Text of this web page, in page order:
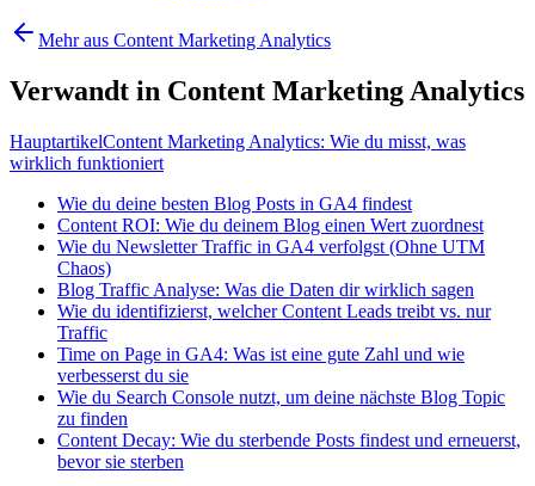
Mehr aus Content Marketing Analytics
Verwandt in Content Marketing Analytics
HauptartikelContent Marketing Analytics: Wie du misst, was
wirklich funktioniert
Wie du deine besten Blog Posts in GA4 findest
Content ROI: Wie du deinem Blog einen Wert zuordnest
Wie du Newsletter Traffic in GA4 verfolgst (Ohne UTM
Chaos)
Blog Traffic Analyse: Was die Daten dir wirklich sagen
Wie du identifizierst, welcher Content Leads treibt vs. nur
Traffic
Time on Page in GA4: Was ist eine gute Zahl und wie
verbesserst du sie
Wie du Search Console nutzt, um deine nächste Blog Topic
zu finden
Content Decay: Wie du sterbende Posts findest und erneuerst,
bevor sie sterben